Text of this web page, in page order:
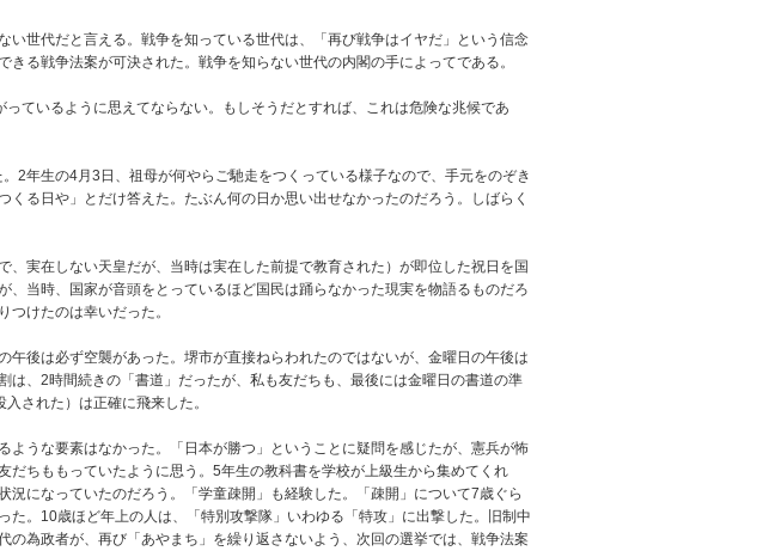
世代だと言える。戦争を知っている世代は、「再び戦争はイヤだ」という信念
る戦争法案が可決された。戦争を知らない世代の内閣の手によってである。
ているように思えてならない。もしそうだとすれば、これは危険な兆候であ
年生の4月3日、祖母が何やらご馳走をつくっている様子なので、手元をのぞき
る日や」とだけ答えた。たぶん何の日か思い出せなかったのだろう。しばらく
実在しない天皇だが、当時は実在した前提で教育された）が即位した祝日を国
当時、国家が音頭をとっているほど国民は踊らなかった現実を物語るものだろ
けたのは幸いだった。
後は必ず空襲があった。堺市が直接ねらわれたのではないが、金曜日の午後は
、2時間続きの「書道」だったが、私も友だちも、最後には金曜日の書道の準
された）は正確に飛来した。
うな要素はなかった。「日本が勝つ」ということに疑問を感じたが、憲兵が怖
ちももっていたように思う。5年生の教科書を学校が上級生から集めてくれ
になっていたのだろう。「学童疎開」も経験した。「疎開」について7歳ぐら
。10歳ほど年上の人は、「特別攻撃隊」いわゆる「特攻」に出撃した。旧制中
為政者が、再び「あやまち」を繰り返さないよう、次回の選挙では、戦争法案